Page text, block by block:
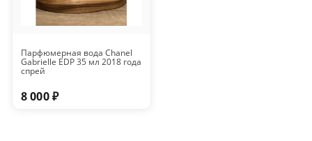
Парфюмерная вода Chanel
Gabrielle EDP 35 мл 2018 года
спрей
8 000 ₽